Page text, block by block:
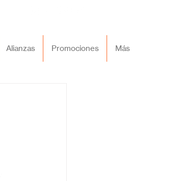
Alianzas Promociones Más